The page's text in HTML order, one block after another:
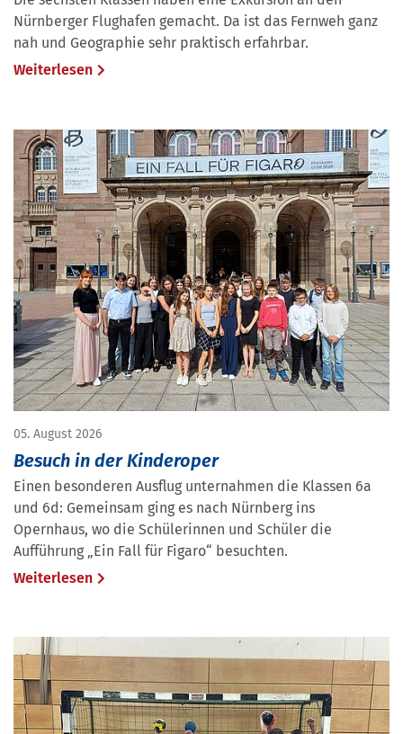
Nürnberger Flughafen gemacht. Da ist das Fernweh ganz
nah und Geographie sehr praktisch erfahrbar.
Weiterlesen
05. August 2026
Besuch in der Kinderoper
Einen besonderen Ausflug unternahmen die Klassen 6a
und 6d: Gemeinsam ging es nach Nürnberg ins
Opernhaus, wo die Schülerinnen und Schüler die
Aufführung „Ein Fall für Figaro“ besuchten.
Weiterlesen